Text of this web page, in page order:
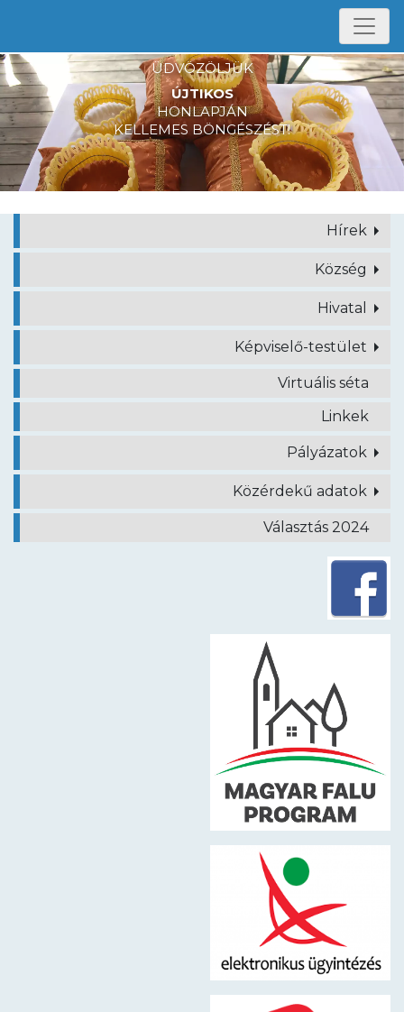
ÜDVÖZÖLJÜK
ÚJTIKOS
HONLAPJÁN
KELLEMES BÖNGÉSZÉST!
Hírek
Község
Hivatal
Képviselő-testület
Virtuális séta
Linkek
Pályázatok
Közérdekű adatok
Választás 2024